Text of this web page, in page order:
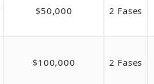
$50,000 2 Fases
$100,000 2 Fases